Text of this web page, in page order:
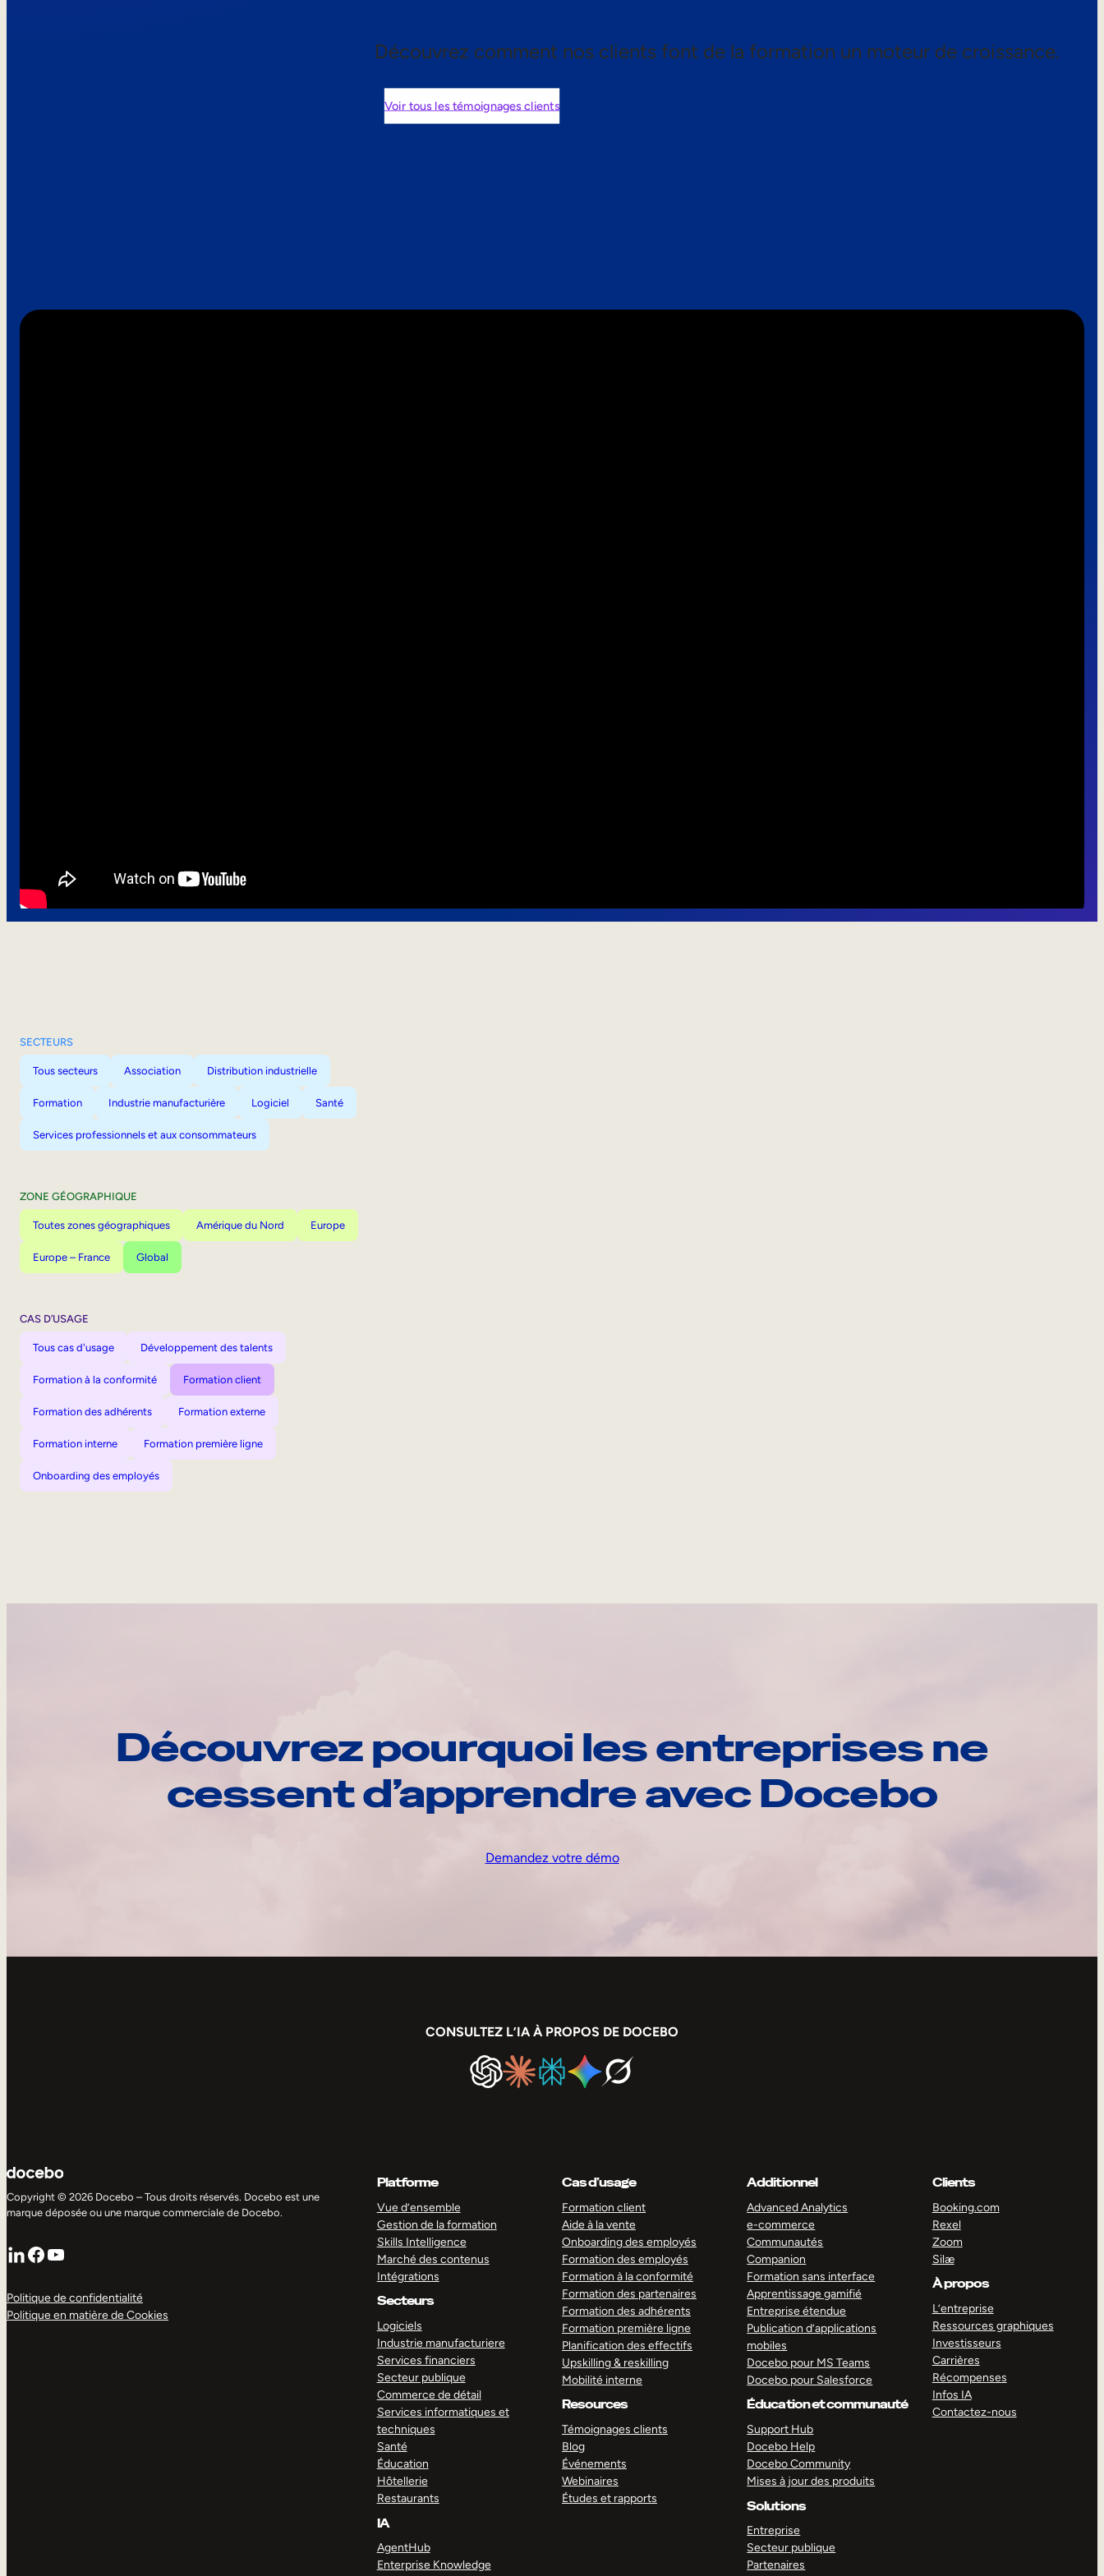
Découvrez comment nos clients font de la formation un moteur de croissance.
Voir tous les témoignages clients
SECTEURS
Tous secteurs Association Distribution industrielle
Formation Industrie manufacturière Logiciel Santé
Services professionnels et aux consommateurs
ZONE GÉOGRAPHIQUE
Toutes zones géographiques Amérique du Nord Europe
Europe – France Global
CAS D’USAGE
Tous cas d'usage Développement des talents
Formation à la conformité Formation client
Formation des adhérents Formation externe
Formation interne Formation première ligne
Onboarding des employés
Découvrez pourquoi les entreprises ne
cessent d’apprendre avec Docebo
Demandez votre démo
CONSULTEZ L’IA À PROPOS DE DOCEBO
Copyright © 2026 Docebo – Tous droits réservés. Docebo est une
marque déposée ou une marque commerciale de Docebo.
LinkedIn
Facebook
YouTube
Politique de confidentialité
Politique en matière de Cookies
Platforme
Vue d’ensemble
Gestion de la formation
Skills Intelligence
Marché des contenus
Intégrations
Secteurs
Logiciels
Industrie manufacturiere
Services financiers
Secteur publique
Commerce de détail
Services informatiques et
techniques
Santé
Éducation
Hôtellerie
Restaurants
IA
AgentHub
Enterprise Knowledge
Cas d’usage
Formation client
Aide à la vente
Onboarding des employés
Formation des employés
Formation à la conformité
Formation des partenaires
Formation des adhérents
Formation première ligne
Planification des effectifs
Upskilling & reskilling
Mobilité interne
Resources
Témoignages clients
Blog
Événements
Webinaires
Études et rapports
Additionnel
Advanced Analytics
e-commerce
Communautés
Companion
Formation sans interface
Apprentissage gamifié
Entreprise étendue
Publication d’applications
mobiles
Docebo pour MS Teams
Docebo pour Salesforce
Éducation et communauté
Support Hub
Docebo Help
Docebo Community
Mises à jour des produits
Solutions
Entreprise
Secteur publique
Partenaires
Clients
Booking.com
Rexel
Zoom
Silæ
À propos
L’entreprise
Ressources graphiques
Investisseurs
Carrières
Récompenses
Infos IA
Contactez-nous